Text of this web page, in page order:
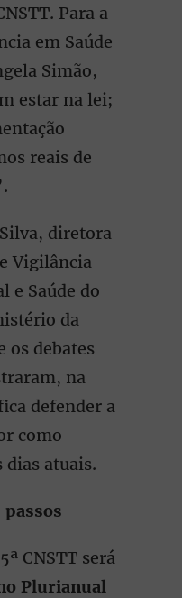
Para a
em Saúde
Simão,
estar na lei;
reais de
Silva, diretora
Vigilância
e Saúde do
da
os debates
na
defender a
como
atuais.
CNSTT será
Plurianual